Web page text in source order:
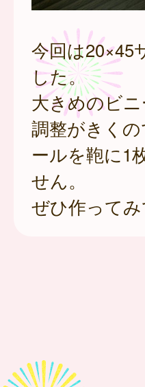
今回は20×45
した。
大きめのビ
調整がきく
ールを鞄に1
せん。
ぜひ作ってみ